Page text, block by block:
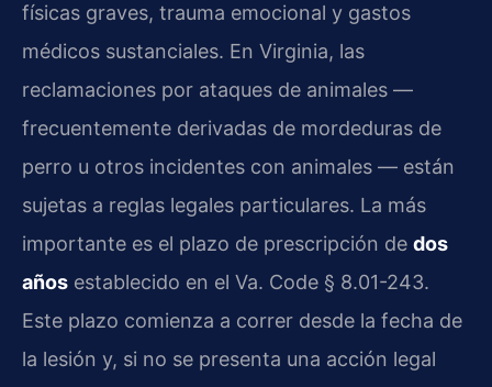
físicas graves, trauma emocional y gastos
médicos sustanciales. En Virginia, las
reclamaciones por ataques de animales —
frecuentemente derivadas de mordeduras de
perro u otros incidentes con animales — están
sujetas a reglas legales particulares. La más
importante es el plazo de prescripción de dos
años establecido en el Va. Code § 8.01-243.
Este plazo comienza a correr desde la fecha de
la lesión y, si no se presenta una acción legal